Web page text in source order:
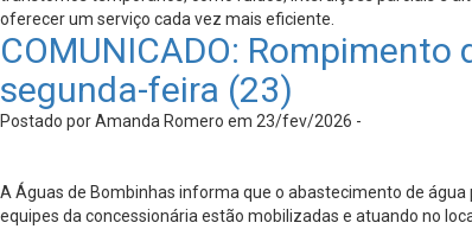
oferecer um serviço cada vez mais eficiente.
COMUNICADO:
segunda-feira (23)
Postado por Amanda Romero em 23/fev/2026 -
A Águas de Bombinhas informa que o abastecimento de
equipes da concessionária estão mobilizadas e atuando no